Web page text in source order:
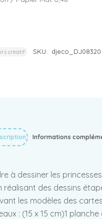
créatif SKU: djeco_DJ08320
Informations
à dessiner les
réalisant des dessins
les modèles des
: (15 x 15 cm)1